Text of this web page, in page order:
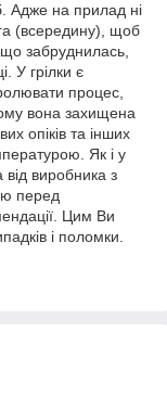
Адже на прилад ні
(всередину), щоб
забруднилась,
У грілки є
процес,
вона захищена
опіків та інших
Як і у
від виробника з
перед
Цим Ви
і поломки.